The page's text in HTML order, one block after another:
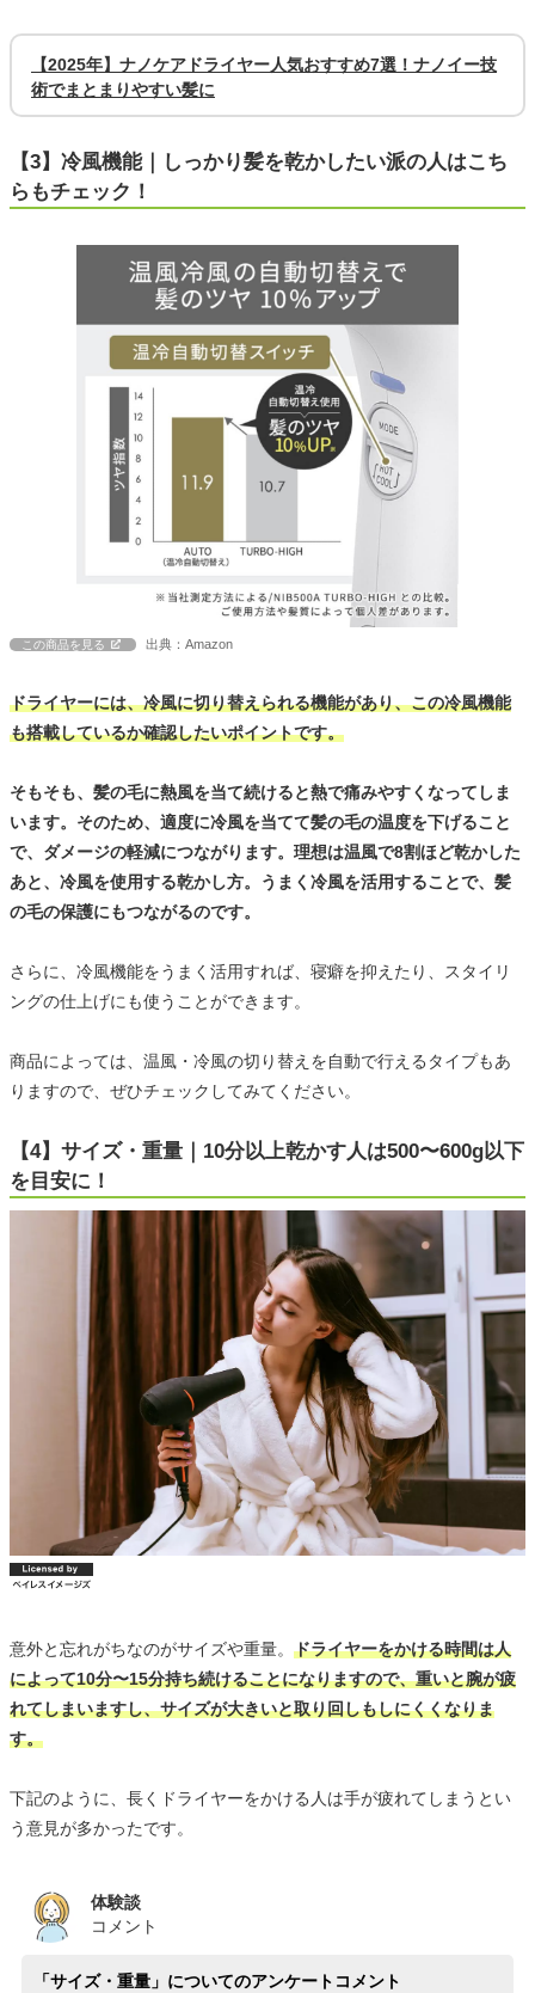
【2025年】ナノケアドライヤー人気おすすめ7選！ナノイー技
術でまとまりやすい髪に
【3】冷風機能｜しっかり髪を乾かしたい派の人はこち
らもチェック！
この商品を見る 出典：Amazon
ドライヤーには、冷風に切り替えられる機能があり、この冷風機能
も搭載しているか確認したいポイントです。
そもそも、髪の毛に熱風を当て続けると熱で痛みやすくなってしま
います。そのため、適度に冷風を当てて髪の毛の温度を下げること
で、ダメージの軽減につながります。理想は温風で8割ほど乾かした
あと、冷風を使用する乾かし方。うまく冷風を活用することで、髪
の毛の保護にもつながるのです。
さらに、冷風機能をうまく活用すれば、寝癖を抑えたり、スタイリ
ングの仕上げにも使うことができます。
商品によっては、温風・冷風の切り替えを自動で行えるタイプもあ
りますので、ぜひチェックしてみてください。
【4】サイズ・重量｜10分以上乾かす人は500〜600g以下
を目安に！
意外と忘れがちなのがサイズや重量。 ドライヤーをかける時間は人
によって10分〜15分持ち続けることになりますので、重いと腕が疲
れてしまいますし、サイズが大きいと取り回しもしにくくなりま
す。
下記のように、長くドライヤーをかける人は手が疲れてしまうとい
う意見が多かったです。
体験談
コメント
「サイズ・重量」についてのアンケートコメント